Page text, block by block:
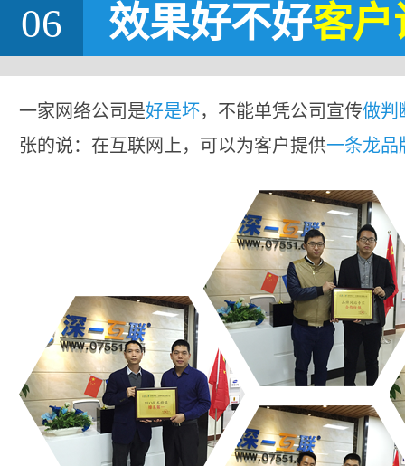
06 效果好不好客户
一家网络公司是好是坏，不能单凭公司宣传做判
张的说：在互联网上，可以为客户提供一条龙品